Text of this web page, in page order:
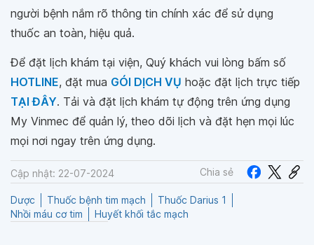
người bệnh nắm rõ thông tin chính xác để sử dụng
thuốc an toàn, hiệu quả.
Để đặt lịch khám tại viện, Quý khách vui lòng bấm số
HOTLINE, đặt mua GÓI DỊCH VỤ hoặc đặt lịch trực tiếp
TẠI ĐÂY. Tải và đặt lịch khám tự động trên ứng dụng
My Vinmec để quản lý, theo dõi lịch và đặt hẹn mọi lúc
mọi nơi ngay trên ứng dụng.
Cập nhật: 22-07-2024 Chia sẻ
Dược Thuốc bệnh tim mạch
Thuốc Darius 1
Nhồi máu cơ tim
Huyết khối tắc mạch